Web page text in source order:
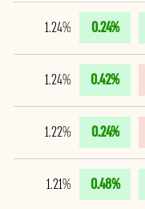
0.24%
1.24%
0.42%
1.24%
0.24%
1.22%
0.48%
1.21%